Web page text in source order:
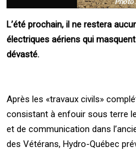
L’été prochain, il ne restera
électriques aériens qui
dévasté.
Après les «travaux civils»
consistant à enfouir sous terre
et de communication dans
des Vétérans, Hydro-Québec